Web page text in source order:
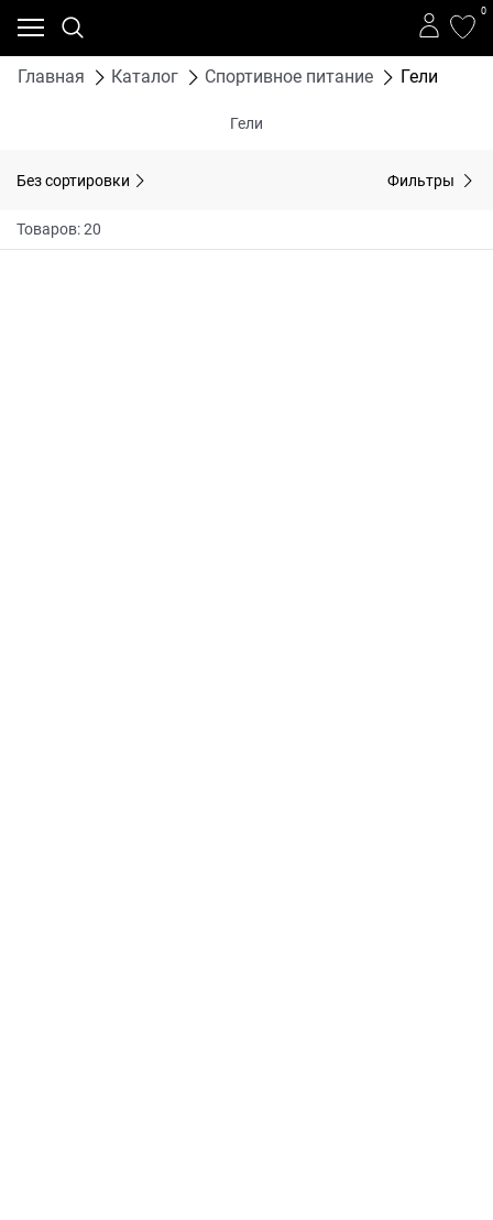
0
Главная Каталог Спортивное питание Гели
Гели
Без сортировки Фильтры
Товаров: 20